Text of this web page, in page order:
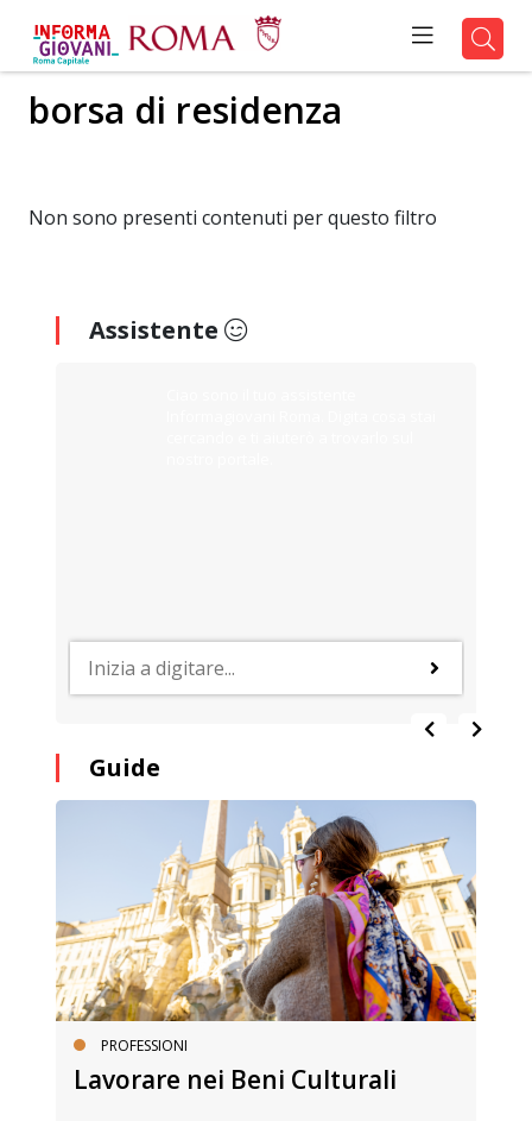
borsa di residenza
Non sono presenti contenuti per questo filtro
Assistente
Guide
PROFESSIONI
Lavorare nei Beni Culturali